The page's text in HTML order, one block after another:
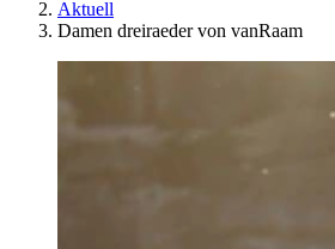
Aktuell
Damen dreiraeder von vanRaam